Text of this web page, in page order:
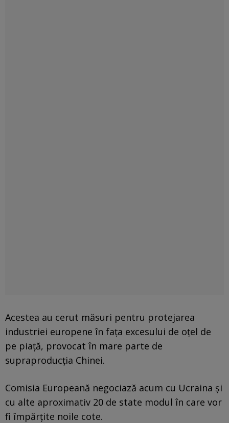
Acestea au cerut măsuri pentru protejarea
industriei europene în fața excesului de oțel de
pe piață, provocat în mare parte de
supraproducția Chinei.
Comisia Europeană negociază acum cu Ucraina și
cu alte aproximativ 20 de state modul în care vor
fi împărțite noile cote.